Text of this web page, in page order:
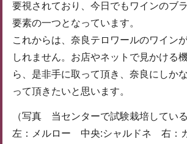
要視されており、今日でもワインのブ
要素の一つとなっています。
これからは、奈良テロワールのワイン
しれません。お店やネットで見かける
ら、是非手に取って頂き、奈良にしか
って頂きたいと思います。
（写真 当センターで試験栽培してい
左：メルロー 中央:シャルドネ 右：